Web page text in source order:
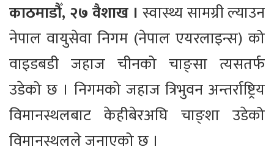
काठमाडौँ, २७ वैशाख । स्वास्थ्य सामग्री ल्याउन
नेपाल वायुसेवा निगम (नेपाल एयरलाइन्स) को
वाइडबडी जहाज चीनको चाङ्सा त्यसतर्फ
उडेको छ । निगमको जहाज त्रिभुवन अन्तर्राष्ट्रिय
विमानस्थलबाट केहीबेरअघि चाङ्शा उडेको
विमानस्थलले जनाएको छ ।